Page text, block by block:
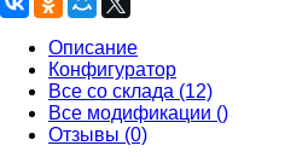
Описание
Конфигуратор
Все со склада (12)
Все модификации ()
Отзывы (0)